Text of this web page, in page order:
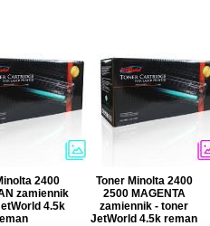
2400
zamiennik
4.5k
Toner Minolta 2400
2500 MAGENTA
zamiennik - toner
JetWorld 4.5k reman